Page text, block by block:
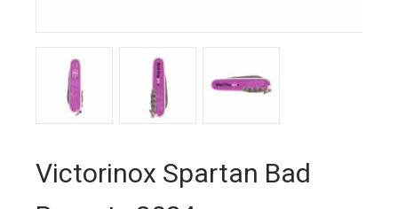
Victorinox Spartan Bad